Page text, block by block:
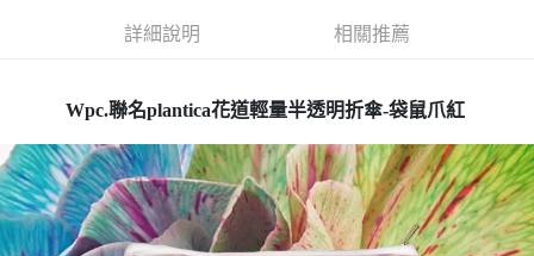
2.付款方式選擇「大哥付你分期」，訂單成立後會自動跳轉到大哥付的交易
流程，驗證手機門號後，選擇欲分期的期數、繳款截止日，確認付款後即完
3.實際核准額度、可分期數及費用金額請依後續交易確認頁面所載為準。
4.訂單成立30分鐘內，如未前往確認交易或遇審核未通過，訂單將自動取
消。如遇「轉專審核」未通過狀況，表示未達大哥付你分期系統評分，恕無
法說明評估內容。
【繳款方式說明】
相關說明
AFTEE先享後付是「在收到商品之後才付款」的支付方式。 讓您購物簡單
便利好安心！
１．簡單：不需註冊會員、不需綁卡、不需儲值。
２．便利：只要手機號碼，簡訊認證，即可結帳。
３．安心：先確認商品／服務後，再付款。
ATM付款
運送方式
付款後全家取貨
詳細說明 相關推薦
Wpc.聯名plantica花道輕量半透明折傘-袋鼠爪紅